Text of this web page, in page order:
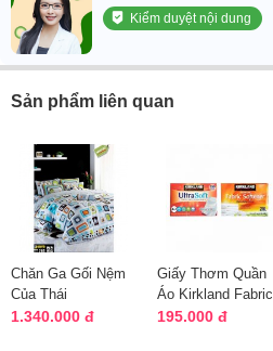
Kiểm duyệt nội dung
Sản phẩm liên quan
Chăn Ga Gối Nệm
Của Thái
1.340.000 đ
Giấy Thơm Quần
Áo Kirkland Fabric
Softener Của Mỹ
195.000 đ